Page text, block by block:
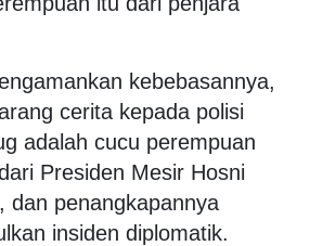
kebebasannya,
cerita kepada polisi
adalah cucu perempuan
Presiden Mesir Hosni
dan penangkapannya
insiden diplomatik.